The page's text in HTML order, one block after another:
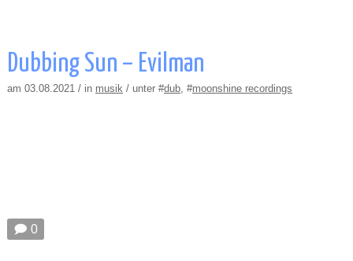
Dubbing Sun – Evilman
am 03.08.2021 / in musik/ unter #dub, #moonshine recordings
🗩 0